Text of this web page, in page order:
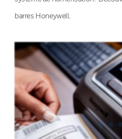
barres Honeywell.